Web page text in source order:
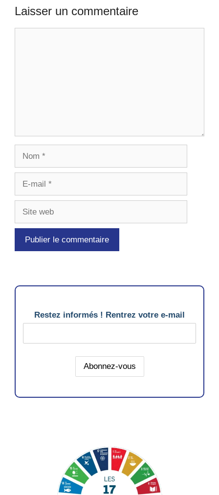
Laisser un commentaire
Restez informés ! Rentrez votre e-mail